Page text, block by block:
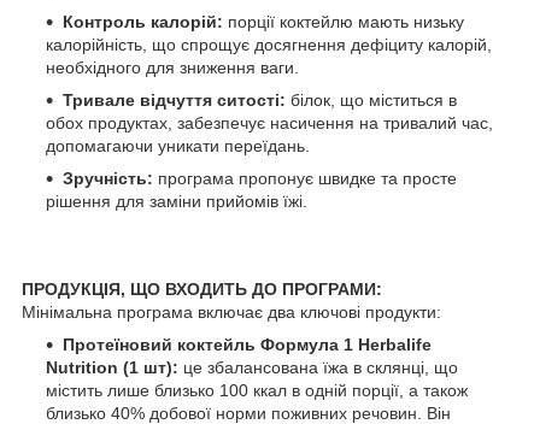
Контроль калорій: порції коктейлю мають низьку
калорійність, що спрощує досягнення дефіциту калорій,
необхідного для зниження ваги.
Тривале відчуття ситості: білок, що міститься в
обох продуктах, забезпечує насичення на тривалий час,
допомагаючи уникати переїдань.
Зручність: програма пропонує швидке та просте
рішення для заміни прийомів їжі.
ПРОДУКЦІЯ, ЩО ВХОДИТЬ ДО ПРОГРАМИ:
Мінімальна програма включає два ключові продукти:
Протеїновий коктейль Формула 1 Herbalife
Nutrition (1 шт): це збалансована їжа в склянці, що
містить лише близько 100 ккал в одній порції, а також
близько 40% добової норми поживних речовин. Він